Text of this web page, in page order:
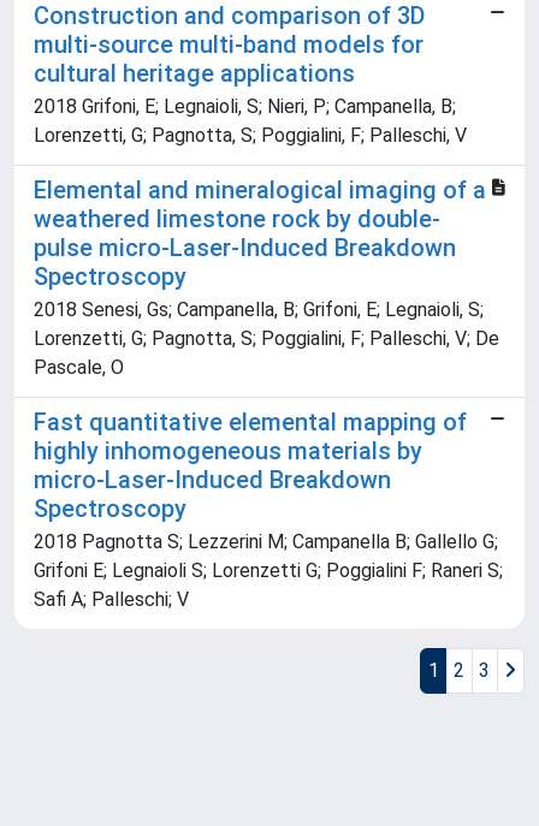
Construction and comparison of 3D
multi-source multi-band models for
cultural heritage applications
2018 Grifoni, E; Legnaioli, S; Nieri, P; Campanella, B;
Lorenzetti, G; Pagnotta, S; Poggialini, F; Palleschi, V
Elemental and mineralogical imaging of a
weathered limestone rock by double-
pulse micro-Laser-Induced Breakdown
Spectroscopy
2018 Senesi, Gs; Campanella, B; Grifoni, E; Legnaioli, S;
Lorenzetti, G; Pagnotta, S; Poggialini, F; Palleschi, V; De
Pascale, O
Fast quantitative elemental mapping of
highly inhomogeneous materials by
micro-Laser-Induced Breakdown
Spectroscopy
2018 Pagnotta S; Lezzerini M; Campanella B; Gallello G;
Grifoni E; Legnaioli S; Lorenzetti G; Poggialini F; Raneri S;
Safi A; Palleschi; V
1 2 3